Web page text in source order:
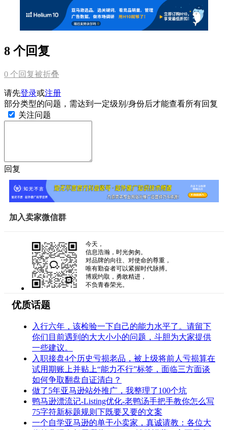
8 个回复
0 个回复被折叠
请先登录或注册
部分类型的问题，需达到一定级别/身份后才能查看所有回复
关注问题
回复
加入卖家微信群
今天，
信息浩瀚，时光匆匆。
对品牌的向往、对使命的尊重，
唯有勤奋者可以紧握时代脉搏。
博观约取，勇敢精进，
不负青春荣光。
优质话题
入行六年，该检验一下自己的能力水平了。请留下
你们目前遇到的大大小小的问题，斗胆为大家提供
一些建议。
入职接盘4个历史亏损老品，被上级将前人亏损算在
试用期账上并贴上“能力不行”标签，面临三方面谈
如何争取翻盘自证清白？
做了5年亚马逊站外推广，我整理了100个坑
鸭马逊漂流记-Listing优化-老鸭汤手把手教你怎么写
75字符新标题规则下既要又要的文案
一个自学亚马逊的单干小卖家，真诚请教：各位大